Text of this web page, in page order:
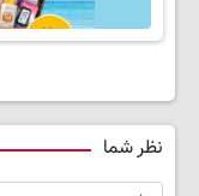
نظر شما